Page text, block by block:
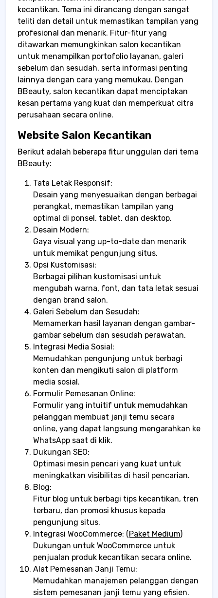
kecantikan. Tema ini dirancang dengan sangat
teliti dan detail untuk memastikan tampilan yang
profesional dan menarik. Fitur-fitur yang
ditawarkan memungkinkan salon kecantikan
untuk menampilkan portofolio layanan, galeri
sebelum dan sesudah, serta informasi penting
lainnya dengan cara yang memukau. Dengan
BBeauty, salon kecantikan dapat menciptakan
kesan pertama yang kuat dan memperkuat citra
perusahaan secara online.
Website Salon Kecantikan
Berikut adalah beberapa fitur unggulan dari tema
BBeauty:
Tata Letak Responsif:
Desain yang menyesuaikan dengan berbagai
perangkat, memastikan tampilan yang
optimal di ponsel, tablet, dan desktop.
Desain Modern:
Gaya visual yang up-to-date dan menarik
untuk memikat pengunjung situs.
Opsi Kustomisasi:
Berbagai pilihan kustomisasi untuk
mengubah warna, font, dan tata letak sesuai
dengan brand salon.
Galeri Sebelum dan Sesudah:
Memamerkan hasil layanan dengan gambar-
gambar sebelum dan sesudah perawatan.
Integrasi Media Sosial:
Memudahkan pengunjung untuk berbagi
konten dan mengikuti salon di platform
media sosial.
Formulir Pemesanan Online:
Formulir yang intuitif untuk memudahkan
pelanggan membuat janji temu secara
online, yang dapat langsung mengarahkan ke
WhatsApp saat di klik.
Dukungan SEO:
Optimasi mesin pencari yang kuat untuk
meningkatkan visibilitas di hasil pencarian.
Blog:
Fitur blog untuk berbagi tips kecantikan, tren
terbaru, dan promosi khusus kepada
pengunjung situs.
Integrasi WooCommerce: (Paket Medium)
Dukungan untuk WooCommerce untuk
penjualan produk kecantikan secara online.
Alat Pemesanan Janji Temu:
Memudahkan manajemen pelanggan dengan
sistem pemesanan janji temu yang efisien.